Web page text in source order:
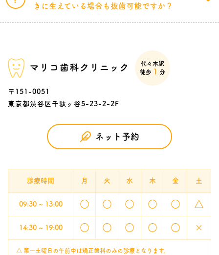
きに生えている場合も抜歯可能ですか？
代々木駅
徒歩 1 分
〒151-0051
東京都渋谷区千駄ヶ谷5-23-2-2F
ネット予約
診療時間 月 火 水 木 金 土
09:30 ~ 13:00 ○ ○ ○ ○ ○ △
14:30 ~ 19:00 ○ ○ ○ ○ ○ ×
△ 第一土曜日の午前中は矯正歯科のみの診療となります。